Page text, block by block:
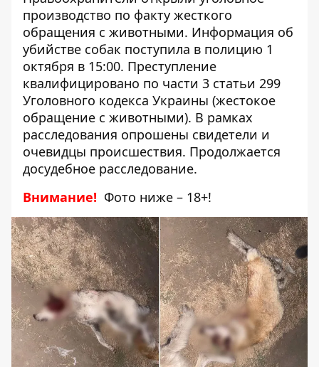
производство по факту жесткого
обращения с животными. Информация об
убийстве собак поступила в полицию 1
октября в 15:00. Преступление
квалифицировано по части 3 статьи 299
Уголовного кодекса Украины (жестокое
обращение с животными). В рамках
расследования опрошены свидетели и
очевидцы происшествия. Продолжается
досудебное расследование.
Внимание! Фото ниже – 18+!